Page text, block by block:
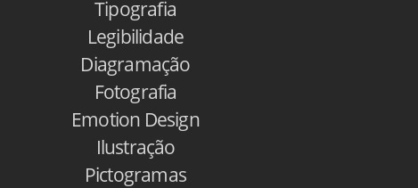
Tipografia
Legibilidade
Diagramação
Fotografia
Emotion Design
Ilustração
Pictogramas